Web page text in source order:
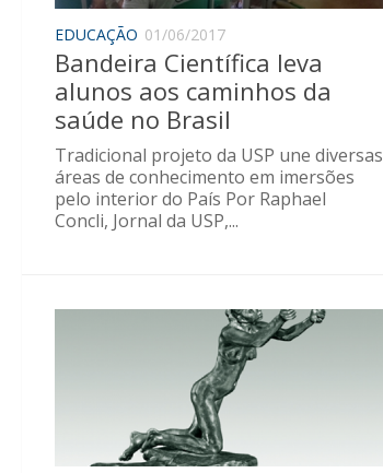
EDUCAÇÃO 01/06/2017
Bandeira Científica leva
alunos aos caminhos da
saúde no Brasil
Tradicional projeto da USP une diversas
áreas de conhecimento em imersões
pelo interior do País Por Raphael
Concli, Jornal da USP,...